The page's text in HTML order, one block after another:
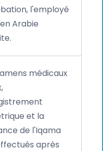
l'employé
Arabie
médicaux
et la
de l'Iqama
après